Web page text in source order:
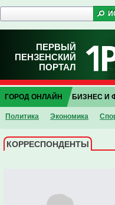
ПЕРВЫЙ
ПЕНЗЕНСКИЙ
ПОРТАЛ
ГОРОД ОНЛАЙН
Политика Экономика
БИЗНЕС И
КОРРЕСПОНДЕНТЫ